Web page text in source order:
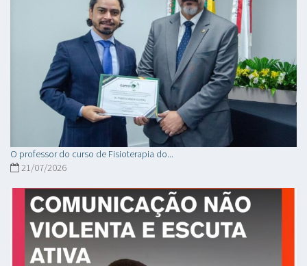
O professor do curso de Fisioterapia do...
21/07/2026